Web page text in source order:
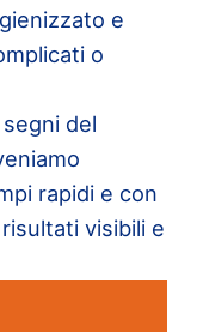
e
o
del
rapidi e con
visibili e